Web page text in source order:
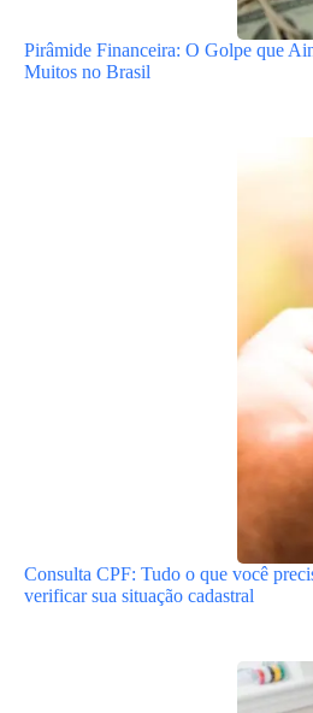
Pirâmide Financeira: O Golpe que
Muitos no Brasil
Consulta CPF: Tudo o que você
verificar sua situação cadastral